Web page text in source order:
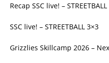
Recap SSC live! –
SSC live! – STREETBALL 3×3
Grizzlies Skillcamp 2026 –